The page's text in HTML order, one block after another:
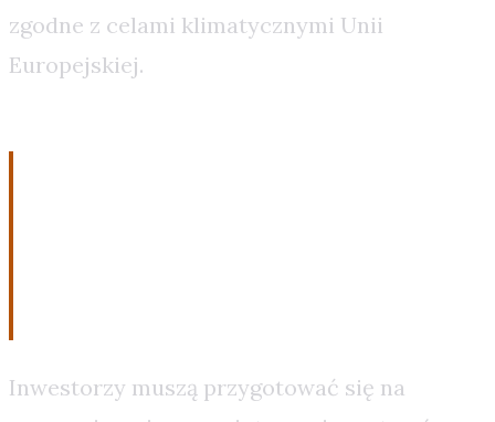
zgodne z celami klimatycznymi Unii
Europejskiej.
Inwestorzy muszą przygotować się na